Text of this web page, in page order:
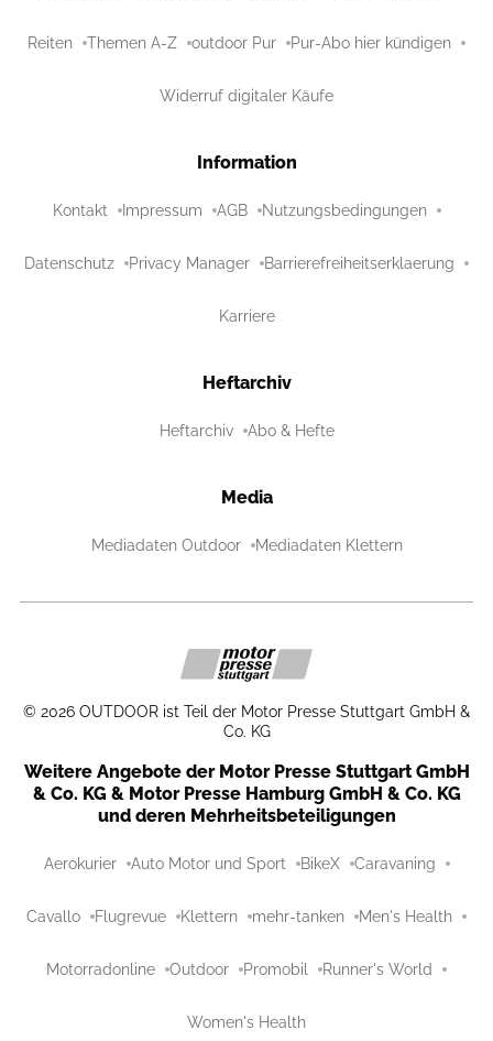
Reiten Themen A-Z outdoor Pur Pur-Abo hier kündigen
Widerruf digitaler Käufe
Information
Kontakt Impressum AGB Nutzungsbedingungen
Datenschutz Privacy Manager Barrierefreiheitserklaerung
Karriere
Heftarchiv
Heftarchiv Abo & Hefte
Media
Mediadaten Outdoor Mediadaten Klettern
© 2026 OUTDOOR ist Teil der Motor Presse Stuttgart GmbH &
Co. KG
Weitere Angebote der Motor Presse Stuttgart GmbH
& Co. KG & Motor Presse Hamburg GmbH & Co. KG
und deren Mehrheitsbeteiligungen
Aerokurier Auto Motor und Sport BikeX Caravaning
Cavallo Flugrevue Klettern mehr-tanken Men's Health
Motorradonline Outdoor Promobil Runner's World
Women's Health